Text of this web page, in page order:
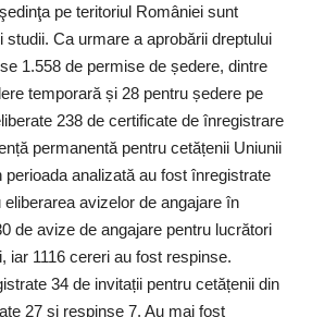
pe teritoriul României sunt
Ca urmare a aprobării dreptului
1.558 de permise de ședere, dintre
temporară și 28 pentru ședere pe
238 de certificate de înregistrare
permanentă pentru cetățenii Uniunii
analizată au fost înregistrate
avizelor de angajare în
de avize de angajare pentru lucrători
iar 1116 cereri au fost respinse.
34 de invitații pentru cetățenii din
27 și respinse 7. Au mai fost